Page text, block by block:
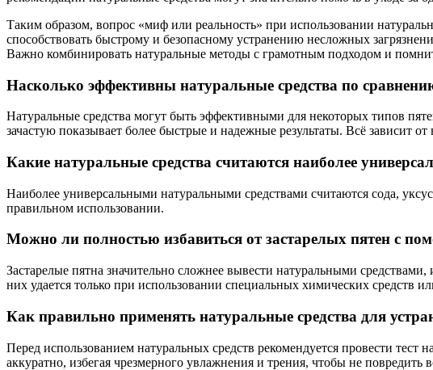
Таким образом, вопрос «миф или реальность» при использовании
способствовать быстрому и безопасному устранению несложных
Важно комбинировать натуральные методы с грамотным подходом и
Насколько эффективны натуральные средства по
Натуральные средства могут быть эффективными для некоторых типов
зачастую показывает более быстрые и надежные результаты. Всё зависит от
Какие натуральные средства считаются наиболее
Наиболее универсальными натуральными средствами считаются сода,
правильном использовании.
Можно ли полностью избавиться от застарелых пятен с
Застарелые пятна значительно сложнее вывести натуральными
них удается только при использовании специальных химических средств
Как правильно применять натуральные средства для
Перед использованием натуральных средств рекомендуется провести
аккуратно, избегая чрезмерного увлажнения и трения, чтобы не повредить